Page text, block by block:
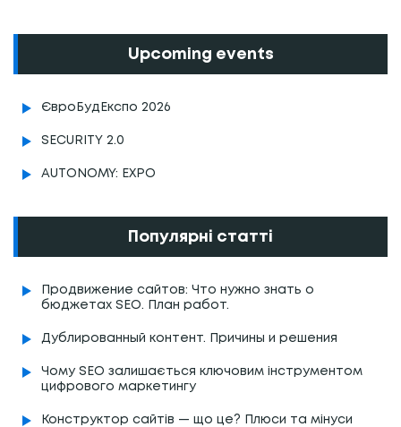
Upcoming events
ЄвроБудЕкспо 2026
SECURITY 2.0
AUTONOMY: EXPO
Популярні статті
Продвижение сайтов: Что нужно знать о
бюджетах SEO. План работ.
Дублированный контент. Причины и решения
Чому SEO залишається ключовим інструментом
цифрового маркетингу
Конструктор сайтів — що це? Плюси та мінуси